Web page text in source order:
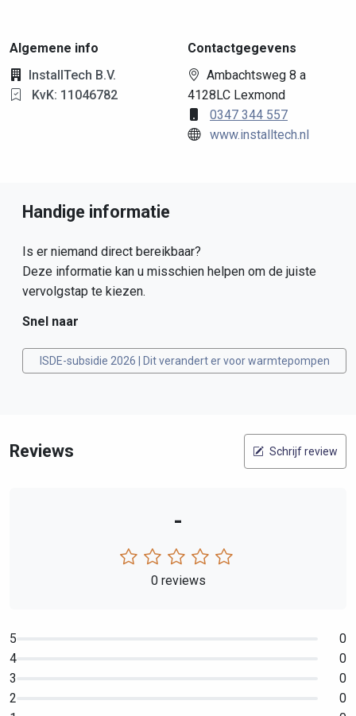
Algemene info
InstallTech B.V.
KvK: 11046782
Contactgegevens
Ambachtsweg 8 a
4128LC Lexmond
0347 344 557
www.installtech.nl
Handige informatie
Is er niemand direct bereikbaar?
Deze informatie kan u misschien helpen om de juiste
vervolgstap te kiezen.
Snel naar
ISDE-subsidie 2026 | Dit verandert er voor warmtepompen
Reviews Schrijf review
-
0 reviews
5
0
4
0
3
0
2
0